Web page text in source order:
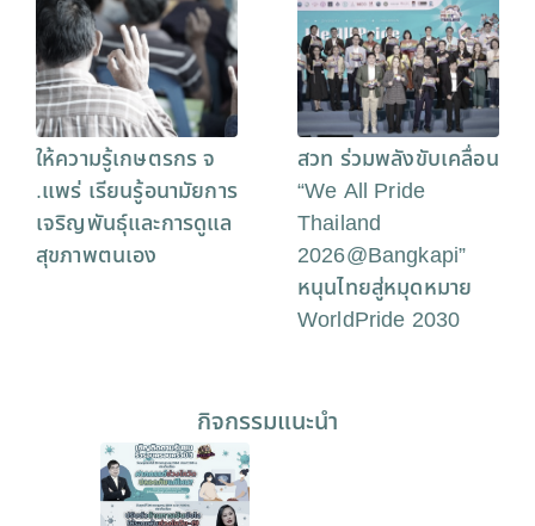
ให้ความรู้เกษตรกร จ
.แพร่ เรียนรู้อนามัยการ
เจริญพันธุ์และการดูแล
สุขภาพตนเอง
สวท ร่วมพลังขับเคลื่อน
“We All Pride
Thailand
2026@Bangkapi”
หนุนไทยสู่หมุดหมาย
WorldPride 2030
กิจกรรมแนะนำ